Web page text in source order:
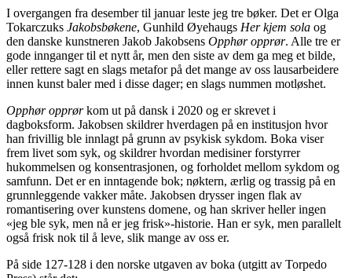
I overgangen fra desember til januar leste jeg tre bøker. Det er Olga
Tokarczuks Jakobsbøkene, Gunhild Øyehaugs Her kjem sola og
den danske kunstneren Jakob Jakobsens Opphør opprør. Alle tre er
gode innganger til et nytt år, men den siste av dem ga meg et bilde,
eller rettere sagt en slags metafor på det mange av oss lausarbeidere
innen kunst baler med i disse dager; en slags nummen motløshet.
Opphør opprørkom ut på dansk i 2020 og er skrevet i
dagboksform. Jakobsen skildrer hverdagen på en institusjon hvor
han frivillig ble innlagt på grunn av psykisk sykdom. Boka viser
frem livet som syk, og skildrer hvordan medisiner forstyrrer
hukommelsen og konsentrasjonen, og forholdet mellom sykdom og
samfunn. Det er en inntagende bok; nøktern, ærlig og trassig på en
grunnleggende vakker måte. Jakobsen drysser ingen flak av
romantisering over kunstens domene, og han skriver heller ingen
«jeg ble syk, men nå er jeg frisk»-historie. Han er syk, men parallelt
også frisk nok til å leve, slik mange av oss er.
På side 127-128 i den norske utgaven av boka (utgitt av Torpedo